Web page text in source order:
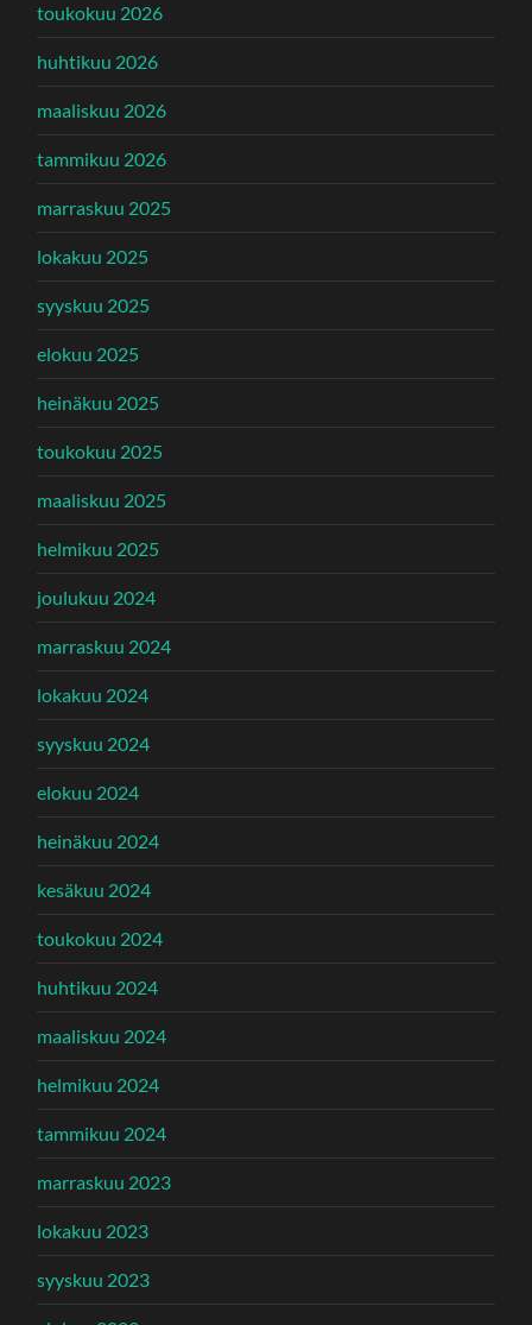
toukokuu 2026
huhtikuu 2026
maaliskuu 2026
tammikuu 2026
marraskuu 2025
lokakuu 2025
syyskuu 2025
elokuu 2025
heinäkuu 2025
toukokuu 2025
maaliskuu 2025
helmikuu 2025
joulukuu 2024
marraskuu 2024
lokakuu 2024
syyskuu 2024
elokuu 2024
heinäkuu 2024
kesäkuu 2024
toukokuu 2024
huhtikuu 2024
maaliskuu 2024
helmikuu 2024
tammikuu 2024
marraskuu 2023
lokakuu 2023
syyskuu 2023